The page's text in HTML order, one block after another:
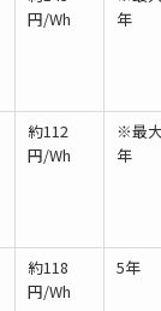
円/Wh
年
約112
円/Wh
※最
年
約118
円/Wh
5年